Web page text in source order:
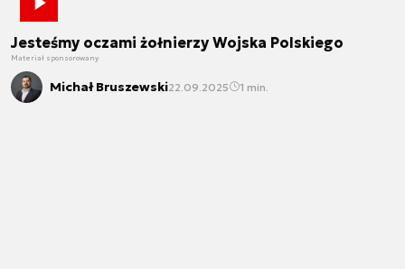
Jesteśmy oczami żołnierzy Wojska Polskiego
Materiał sponsorowany
Michał Bruszewski22.09.2025 1 min.